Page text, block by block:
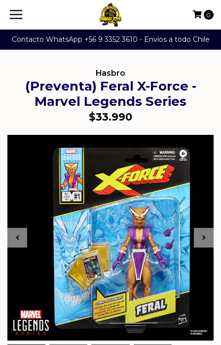
Contacto WhatsApp +56 9 3352 3610 - Envíos a todo Chile
0
Hasbro
(Preventa) Feral X-Force -
Marvel Legends Series
$33.990